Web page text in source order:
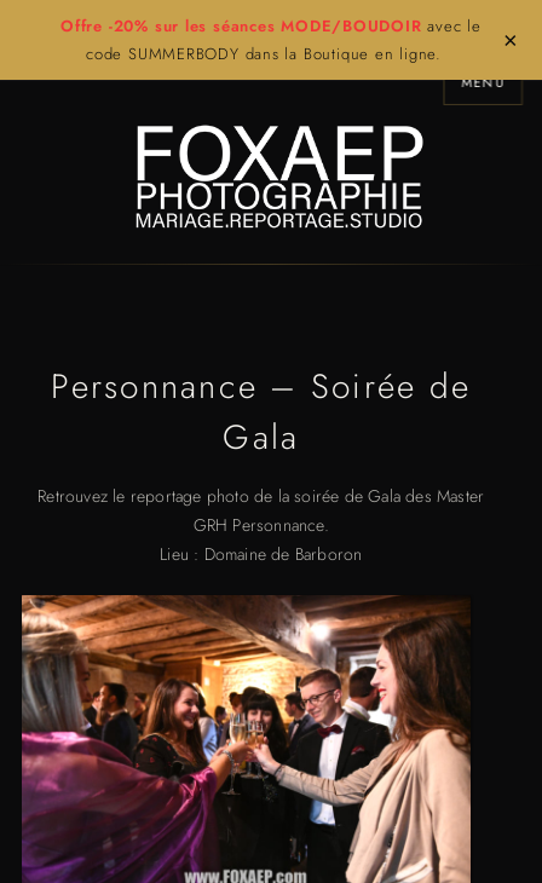
Offre -20% sur les séances MODE/BOUDOIR avec le
code SUMMERBODY dans la Boutique en ligne.
×
MENU
Personnance – Soirée de
Gala
Retrouvez le reportage photo de la soirée de Gala des Master
GRH Personnance.
Lieu : Domaine de Barboron